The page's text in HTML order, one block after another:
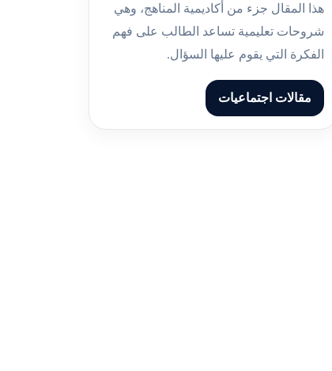
هذا المقال جزء من أكاديمية المناهج، وهي
شروحات تعليمية تساعد الطالب على فهم
الفكرة التي يقوم عليها السؤال.
مقالات اجتماعيات